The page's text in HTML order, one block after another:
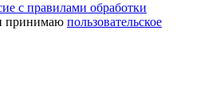
с правилами обработки
принимаю пользовательское